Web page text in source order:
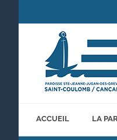
ACCUEIL LA